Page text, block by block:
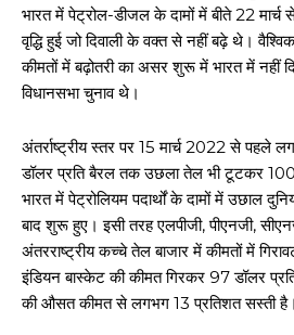
भारत में पेट्रोल-डीजल के दामों में बीते 22
वृद्धि हुई जो दिवाली के वक्त से नहीं बढ़े थे।
कीमतों में बढ़ोतरी का असर शुरू में भारत में नहीं
विधानसभा चुनाव थे।
अंतर्राष्ट्रीय स्तर पर 15 मार्च 2022 से पहले
डॉलर प्रति बैरल तक उछला तेल भी टूटकर 100
भारत में पेट्रोलियम पदार्थों के दामों में उछाल
बाद शुरू हुए। इसी तरह एलपीजी, पीएनजी,
अंतरराष्ट्रीय कच्चे तेल बाजार में कीमतों में
इंडियन बास्केट की कीमत गिरकर 97 डॉलर
की औसत कीमत से लगभग 13 प्रतिशत सस्ती है।